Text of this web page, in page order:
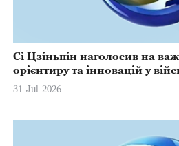
Сі Цзіньпін наголосив на
орієнтиру та інновацій у
31-Jul-2026